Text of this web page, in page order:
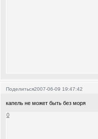
Поделиться2007-06-09 19:47:42
капель не может быть без моря
0